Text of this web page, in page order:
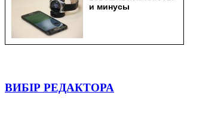
ВИБІР РЕДАКТОРА